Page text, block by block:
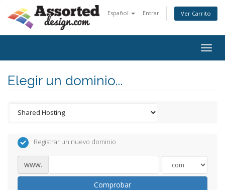
Español Entrar Ver Carrito
Elegir un dominio...
Registrar un nuevo dominio
www.
Comprobar